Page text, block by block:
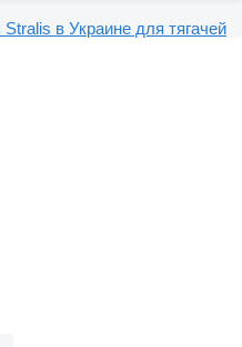
в Украине для тягачей